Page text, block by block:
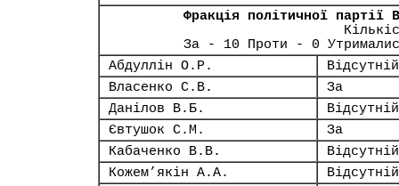
Фракція політичної партії
За - 10 Проти - 0
Абдуллін О.Р.
Відсутній
Власенко С.В.
За
Данілов В.Б.
Відсутній
Євтушок С.М.
За
Кабаченко В.В.
Відсутній
Кожем’якін А.А.
Відсутній